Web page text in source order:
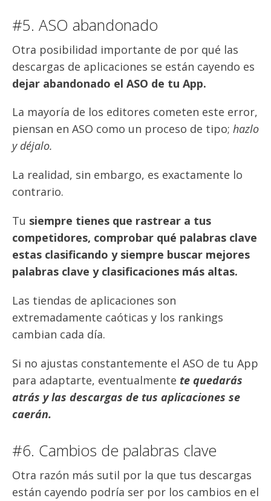
#5. ASO abandonado
Otra posibilidad importante de por qué las
descargas de aplicaciones se están cayendo es
dejar abandonado el ASO de tu App.
La mayoría de los editores cometen este error,
piensan en ASO como un proceso de tipo; hazlo
y déjalo.
La realidad, sin embargo, es exactamente lo
contrario.
Tu siempre tienes que rastrear a tus
competidores, comprobar qué palabras clave
estas clasificando y siempre buscar mejores
palabras clave y clasificaciones más altas.
Las tiendas de aplicaciones son
extremadamente caóticas y los rankings
cambian cada día.
Si no ajustas constantemente el ASO de tu App
para adaptarte, eventualmente te quedarás
atrás y las descargas de tus aplicaciones se
caerán.
#6. Cambios de palabras clave
Otra razón más sutil por la que tus descargas
están cayendo podría ser por los cambios en el